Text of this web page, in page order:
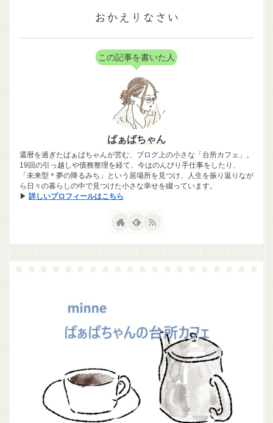
おかえりなさい
この記事を書いた人
ばぁばちゃん
還暦を過ぎたばぁばちゃんが営む、ブログ上の小さな「台所カフェ」。
19回の引っ越しや債務整理を経て、今はのんびり手仕事をしたり、
「未来型＊夢の降るみち」という居場所を見つけ、人生を振り返りなが
ら日々の暮らしの中で見つけた小さな幸せを綴っています。
▶ 詳しいプロフィールはこちら